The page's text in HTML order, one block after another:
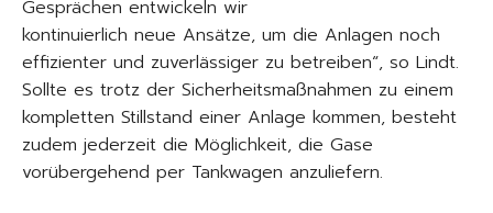
Gesprächen entwickeln wir
kontinuierlich neue Ansätze, um die Anlagen noch
effizienter und zuverlässiger zu betreiben“, so Lindt.
Sollte es trotz der Sicherheitsmaßnahmen zu einem
kompletten Stillstand einer Anlage kommen, besteht
zudem jederzeit die Möglichkeit, die Gase
vorübergehend per Tankwagen anzuliefern.